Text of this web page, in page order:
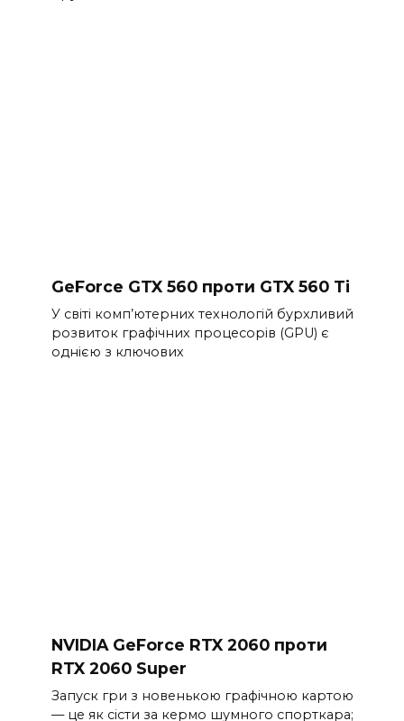
GeForce GTX 560 проти GTX 560 Ti
У світі комп’ютерних технологій бурхливий
розвиток графічних процесорів (GPU) є
однією з ключових
NVIDIA GeForce RTX 2060 проти
RTX 2060 Super
Запуск гри з новенькою графічною картою
— це як сісти за кермо шумного спорткара;